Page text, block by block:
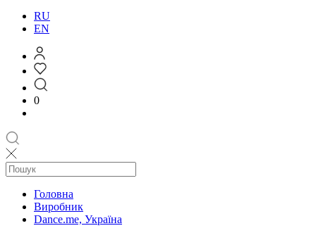
RU
EN
0
Головна
Виробник
Dance.me, Україна